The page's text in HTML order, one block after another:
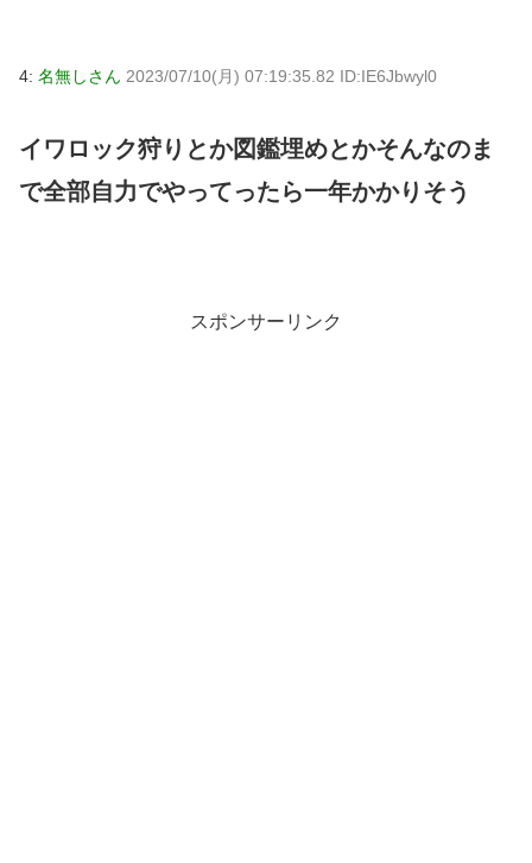
4: 名無しさん 2023/07/10(月) 07:19:35.82 ID:IE6Jbwyl0
イワロック狩りとか図鑑埋めとかそんなのま
で全部自力でやってったら一年かかりそう
スポンサーリンク